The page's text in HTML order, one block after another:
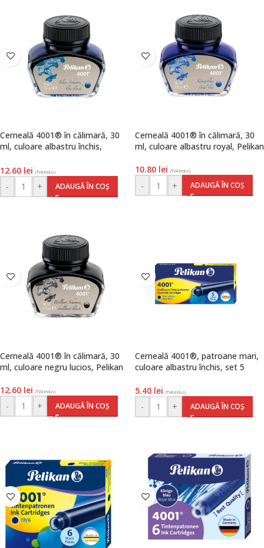
Cerneală 4001® în călimară, 30
ml, culoare albastru închis,
12.60 lei (TVA inclus)
- + ADAUGĂ ÎN COȘ
Cerneală 4001® în călimară, 30
ml, culoare albastru royal, Pelikan
10.80 lei (TVA inclus)
- + ADAUGĂ ÎN COȘ
Cerneală 4001® în călimară, 30
ml, culoare negru lucios, Pelikan
12.60 lei (TVA inclus)
- + ADAUGĂ ÎN COȘ
Cerneală 4001®, patroane mari,
culoare albastru închis, set 5
5.40 lei (TVA inclus)
- + ADAUGĂ ÎN COȘ